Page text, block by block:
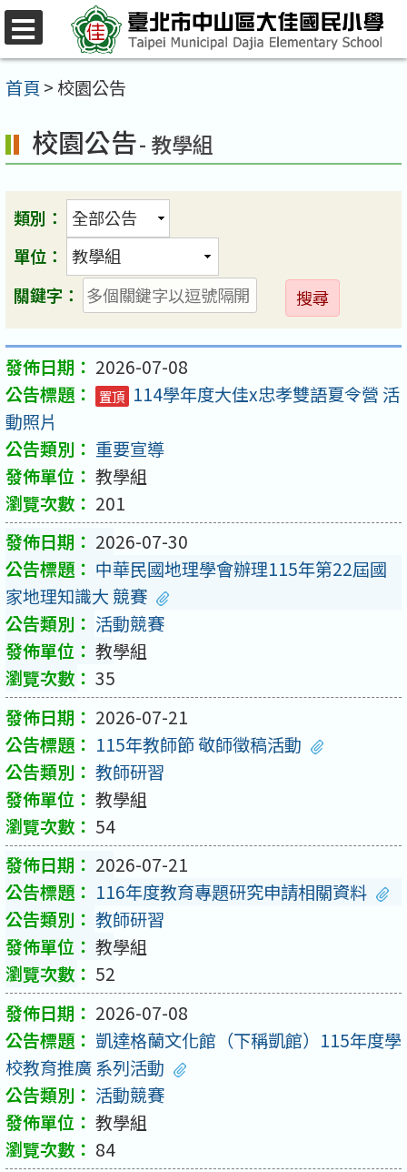
跳
至
主
內
容
首頁 >校園公告
校園公告- 教學組
類別：
單位：
關鍵字：
送
出
2026-07-08
置頂 114學年度大佳x忠孝雙語夏令營 活
動照片
重要宣導
教學組
201
2026-07-30
中華民國地理學會辦理115年第22屆國
家地理知識大 競賽
活動競賽
教學組
35
2026-07-21
115年教師節 敬師徵稿活動
教師研習
教學組
54
2026-07-21
116年度教育專題研究申請相關資料
教師研習
教學組
52
2026-07-08
凱達格蘭文化館（下稱凱館）115年度學
校教育推廣 系列活動
活動競賽
教學組
84
選
單